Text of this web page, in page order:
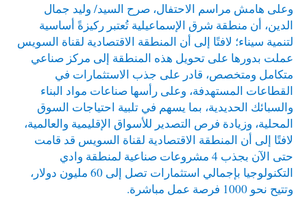
وعلى هامش مراسم الاحتفال، صرح السيد/ وليد جمال
الدين، أن منطقة شرق الإسماعيلية تُعتبر ركيزةً أساسية
لتنمية سيناء؛ لافتًا إلى أن المنطقة الاقتصادية لقناة السويس
عملت بدورها على تحويل هذه المنطقة إلى مركز صناعي
متكامل ومتخصص، قادر على جذب الاستثمارات في
القطاعات المستهدفة، وعلى رأسها صناعات مواد البناء
والسبائك الحديدية، بما يسهم في تلبية احتياجات السوق
المحلية، وزيادة فرص التصدير للأسواق الإقليمية والعالمية،
لافتًا إلى أن المنطقة الاقتصادية لقناة السويس قد قامت
حتى الآن بجذب 4 مشروعات صناعية لمنطقة وادي
التكنولوجيا بإجمالي استثمارات تصل إلى 60 مليون دولار،
وتتيح نحو 1000 فرصة عمل مباشرة.